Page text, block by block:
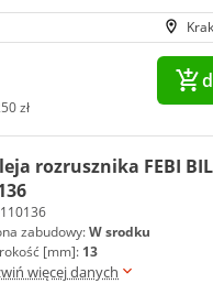
zł
rozrusznika FEBI
zabudowy:W srodku
[mm]: 13
więcej danych